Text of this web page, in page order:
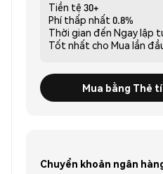
Tiền tệ 30+
Phí thấp nhất 0.8%
Thời gian đến Ngay lập
Tốt nhất cho Mua lần
Mua bằng Thẻ
Chuyển khoản ngân